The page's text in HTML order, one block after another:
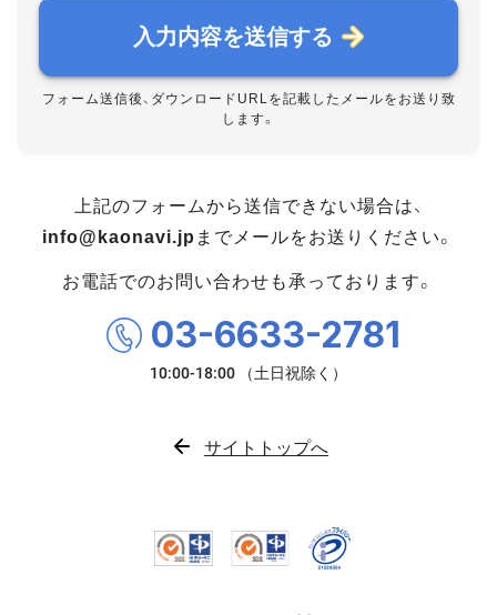
入力内容を送信する
フォーム送信後、ダウンロードURLを記載したメールをお送り致
します。
上記のフォームから送信できない場合は、
info@kaonavi.jp までメールをお送りください。
お電話でのお問い合わせも承っております。
03-6633-2781
サイトトップへ